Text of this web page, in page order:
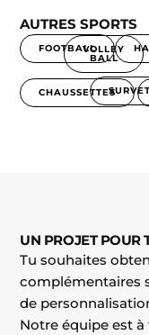
AUTRES SPORTS
FOOTBALLVOLLEY
BALL
CHAUSSETTES
UN PROJET POUR
Tu souhaites
complémentaires
de
Notre équipe est